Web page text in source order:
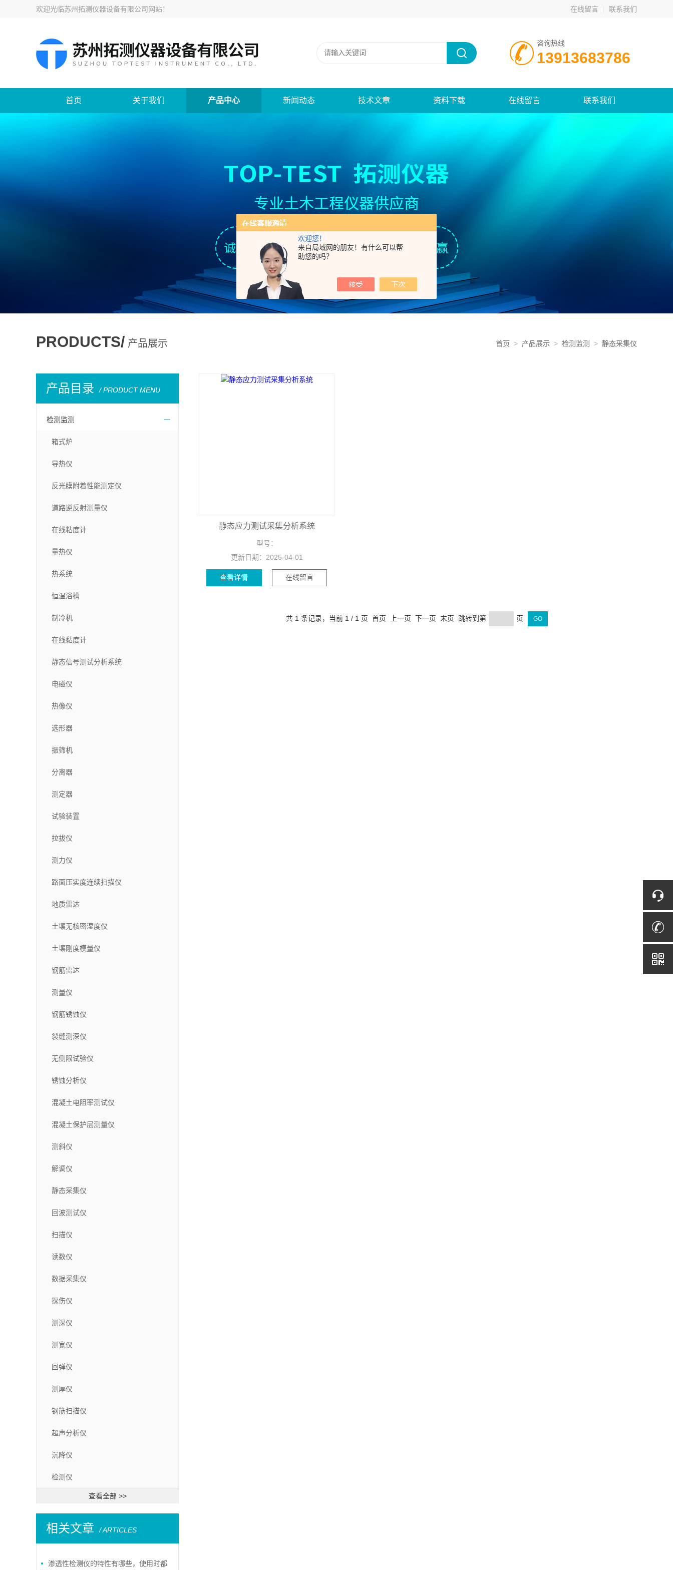
欢迎您！
来自局域网的朋友！有什么可以帮
助您的吗？
欢迎光临苏州拓测仪器设备有限公司网站！ 在线留言 联系我们
咨询热线
13913683786
首页 关于我们 产品中心 新闻动态 技术文章 资料下载 在线留言 联系我们
PRODUCTS/ 产品展示 首页 > 产品展示 > 检测监测 > 静态采集仪
产品目录 / PRODUCT MENU
检测监测
箱式炉
导热仪
反光膜附着性能测定仪
道路逆反射测量仪
在线粘度计
量热仪
热系统
恒温浴槽
制冷机
在线黏度计
静态信号测试分析系统
电磁仪
热像仪
选形器
振筛机
分离器
测定器
试验装置
拉拔仪
测力仪
路面压实度连续扫描仪
地质雷达
土壤无核密湿度仪
土壤刚度模量仪
钢筋雷达
测量仪
钢筋锈蚀仪
裂缝测深仪
无侧限试验仪
锈蚀分析仪
混凝土电阻率测试仪
混凝土保护层测量仪
测斜仪
解调仪
静态采集仪
回波测试仪
扫描仪
读数仪
数据采集仪
探伤仪
测深仪
测宽仪
回弹仪
测厚仪
钢筋扫描仪
超声分析仪
沉降仪
检测仪
查看全部 >>
相关文章 / ARTICLES
渗透性检测仪的特性有哪些，使用时都
静态应力测试采集分析系统
型号：
更新日期： 2025-04-01
查看详情 在线留言
共 1 条记录，当前 1 / 1 页 首页 上一页 下一页 末页 跳转到第 页